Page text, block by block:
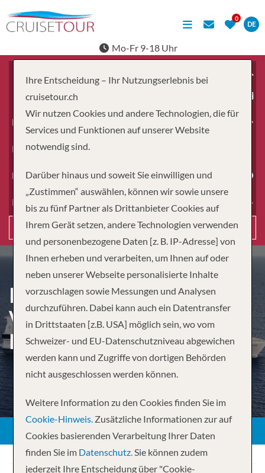
DE
Mo-Fr 9-18 Uhr
Erwachsene
Kinder
Dauer
Reiseart
Suchen
KARIBISCHE TRAUMREISE:
VON FORT-DE-FRANCE ZU
DEN ANTILLEN
Ihre Entscheidung – Ihr Nutzungserlebnis bei
cruisetour.ch
Wir nutzen Cookies und andere Technologien, die für
Services und Funktionen auf unserer Website
notwendig sind.
Darüber hinaus und soweit Sie einwilligen und
„Zustimmen“ auswählen, können wir sowie unsere
bis zu fünf Partner als Drittanbieter Cookies auf
Ihrem Gerät setzen, andere Technologien verwenden
und personenbezogene Daten [z. B. IP-Adresse] von
Ihnen erheben und verarbeiten, um Ihnen auf oder
neben unserer Webseite personalisierte Inhalte
vorzuschlagen sowie Messungen und Analysen
durchzuführen. Dabei kann auch ein Datentransfer
in Drittstaaten [z.B. USA] möglich sein, wo vom
Schweizer- und EU-Datenschutzniveau abgewichen
werden kann und Zugriffe von dortigen Behörden
nicht ausgeschlossen werden können.
Weitere Information zu den Cookies finden Sie im
Cookie-Hinweis. Zusätzliche Informationen zur auf
Cookies basierenden Verarbeitung Ihrer Daten
finden Sie im Datenschutz.Sie können zudem
jederzeit Ihre Entscheidung über "Cookie-